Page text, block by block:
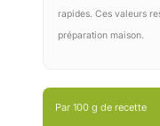
rapides. Ces valeurs
préparation maison.
Par 100 g de recette